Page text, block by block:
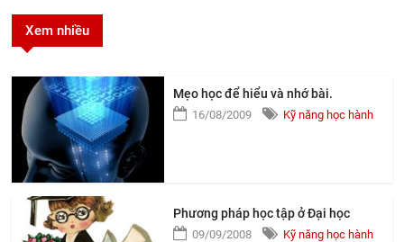
Xem nhiều
Mẹo học để hiểu và nhớ bài.
16/08/2009 Kỹ năng học hành
Phương pháp học tập ở Đại học
09/09/2008 Kỹ năng học hành